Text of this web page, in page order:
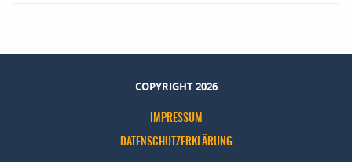
COPYRIGHT 2026
IMPRESSUM
DATENSCHUTZERKLÄRUNG